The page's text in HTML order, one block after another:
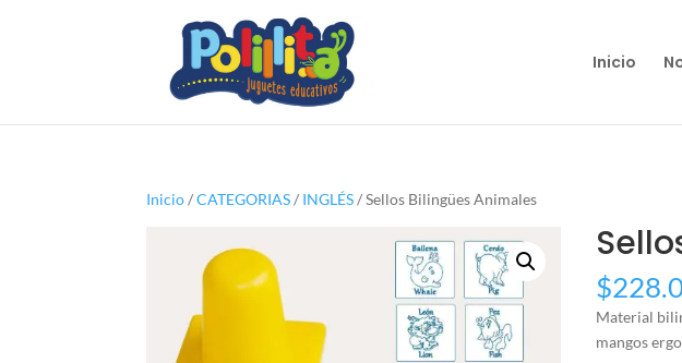
Inicio
Inicio/CATEGORIAS/ INGLÉS/ Sellos Bilingües Animales
$
Material
mangos